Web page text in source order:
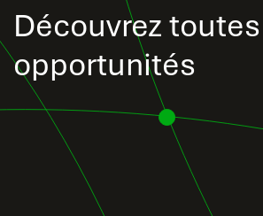
Découvrez
opportunités